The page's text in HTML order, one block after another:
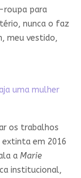
roupa para
nunca o faz
meu vestido,
uma mulher
os trabalhos
extinta em 2016
a Marie
institucional,